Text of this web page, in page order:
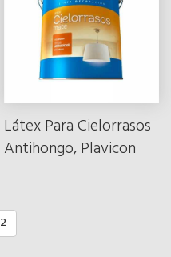
Látex Para Cielorrasos
Antihongo, Plavicon
2